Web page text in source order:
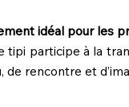
idéal pour les
tipi participe à la
de rencontre et